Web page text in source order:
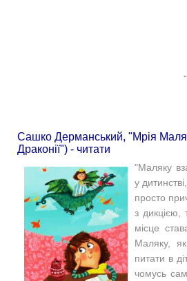
Сашко Дерманський, "Мрія
Драконії") - читати
"Маляку
у
просто
з дикцією,
місце
Маляку,
питати в
чомусь